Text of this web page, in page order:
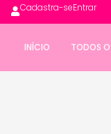
Cadastra-seEntrar
INÍCIO TODOS